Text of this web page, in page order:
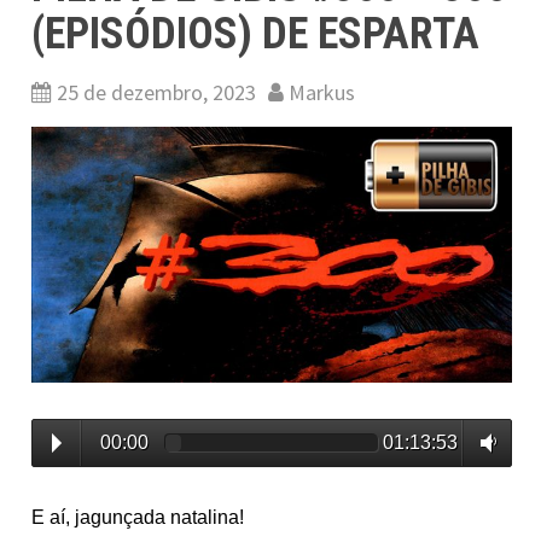
(EPISÓDIOS) DE ESPARTA
25 de dezembro, 2023 Markus
00:00 01:13:53
E aí, jagunçada natalina!